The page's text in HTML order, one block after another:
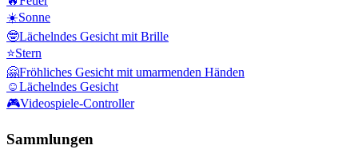
☀️Sonne
🤓Lächelndes Gesicht mit Brille
⭐Stern
🤗Fröhliches Gesicht mit umarmenden Händen
☺️Lächelndes Gesicht
🎮Videospiele-Controller
Sammlungen